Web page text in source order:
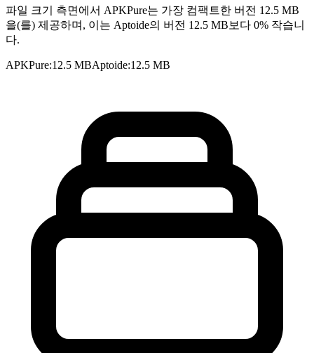
파일 크기 측면에서 APKPure는 가장 컴팩트한 버전 12.5 MB
을(를) 제공하며, 이는 Aptoide의 버전 12.5 MB보다 0% 작습니
다.
APKPure:12.5 MBAptoide:12.5 MB